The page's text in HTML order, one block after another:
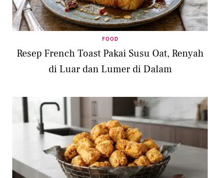
FOOD
Resep French Toast Pakai Susu Oat, Renyah
di Luar dan Lumer di Dalam